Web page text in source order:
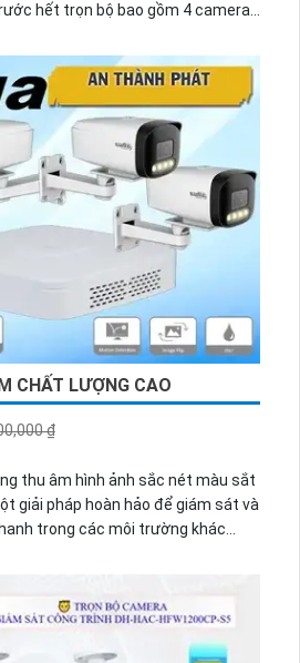
hết trọn bộ bao gồm 4 camera
chịu được các điều kiện thời tiết
dẫn hình ảnh và âm thanh trên
cao cấp cho phép cài đặt và sử
thiết bị và hệ thống khác nhau.
qua cáp đồng trục trên các
bộ đều có chất lượng không đổi,
toàn tin cậy hiển thị rõ nét và
của nhiều người tiêu dùng.
CHẤT LƯỢNG CAO
₫
thu âm hình ảnh sắc nét màu sắt
giải pháp hoàn hảo để giám sát và
trong các môi trường khác
sắc nét và chi tiết. Camera
khả năng thu âm chất lượng cao,
thanh trong khu vực giám sát.